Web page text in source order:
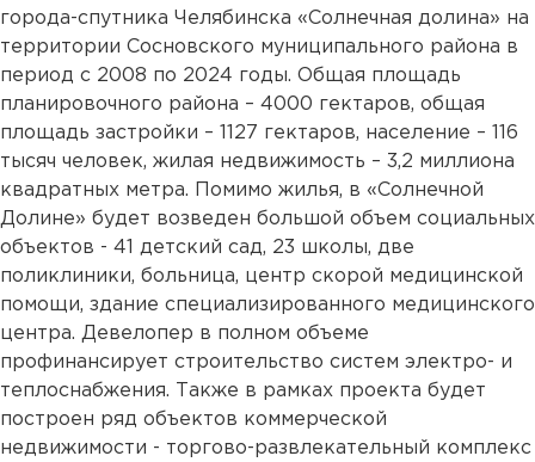
города-спутника Челябинска «Солнечная долина» на
территории Сосновского муниципального района в
период с 2008 по 2024 годы. Общая площадь
планировочного района – 4000 гектаров, общая
площадь застройки – 1127 гектаров, население – 116
тысяч человек, жилая недвижимость – 3,2 миллиона
квадратных метра. Помимо жилья, в «Солнечной
Долине» будет возведен большой объем социальных
объектов - 41 детский сад, 23 школы, две
поликлиники, больница, центр скорой медицинской
помощи, здание специализированного медицинского
центра. Девелопер в полном объеме
профинансирует строительство систем электро- и
теплоснабжения. Также в рамках проекта будет
построен ряд объектов коммерческой
недвижимости - торгово-развлекательный комплекс